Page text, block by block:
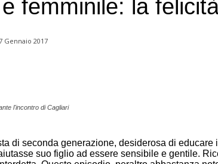
your email
femminile: la
Gennaio 2017
l'incontro di Cagliari
di seconda generazione, desiderosa di
suo figlio ad essere sensibile e gentile.